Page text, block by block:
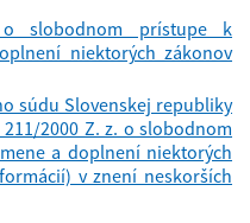
slobodnom prístupe k
niektorých zákonov
súdu Slovenskej republiky
2000 Z. z. o slobodnom
a doplnení niektorých
v znení neskorších